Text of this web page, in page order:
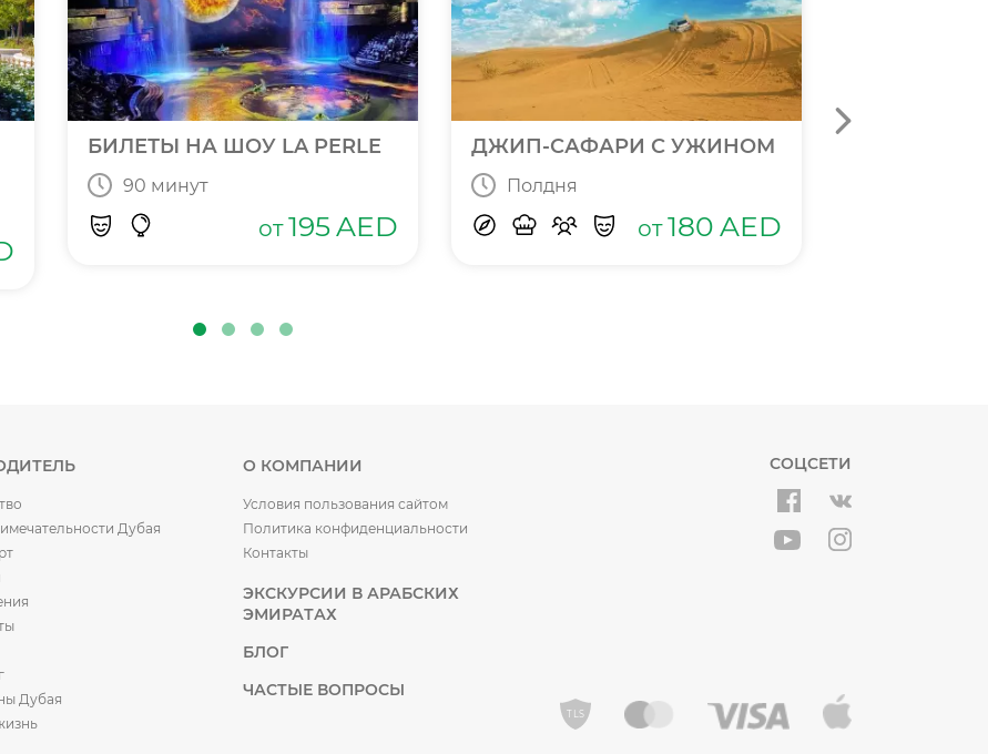
БИЛЕТЫ НА ШОУ LA PERLE
90 минут
от 195AED
ДЖИП-САФАРИ С УЖИНОМ
Полдня
от 180 AED
Дубая
Дубая
ЭКСКУРСИИ В АРАБСКИХ
ЭМИРАТАХ
БЛОГ
ЧАСТЫЕ ВОПРОСЫ
О КОМПАНИИ
Условия пользования сайтом
Политика конфиденциальности
Контакты
СОЦСЕТИ